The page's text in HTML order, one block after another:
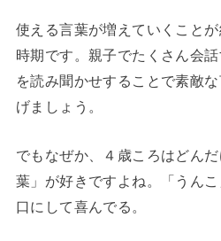
使える言葉が増えていくこと
時期です。親子でたくさん会
を読み聞かせすることで素敵
げましょう。
でもなぜか、４歳ころはどん
葉」が好きですよね。「うん
口にして喜んでる。